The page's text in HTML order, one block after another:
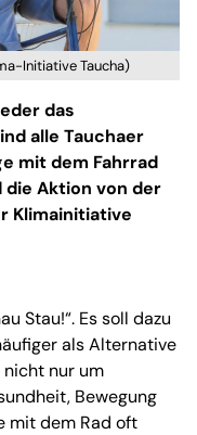
Initiative Taucha)
das
alle Tauchaer
mit dem Fahrrad
Aktion von der
Klimainitiative
Stau!“. Es soll dazu
als Alternative
nicht nur um
Bewegung
mit dem Rad oft